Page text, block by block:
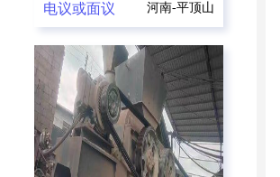
电议或面议 河南-平顶山